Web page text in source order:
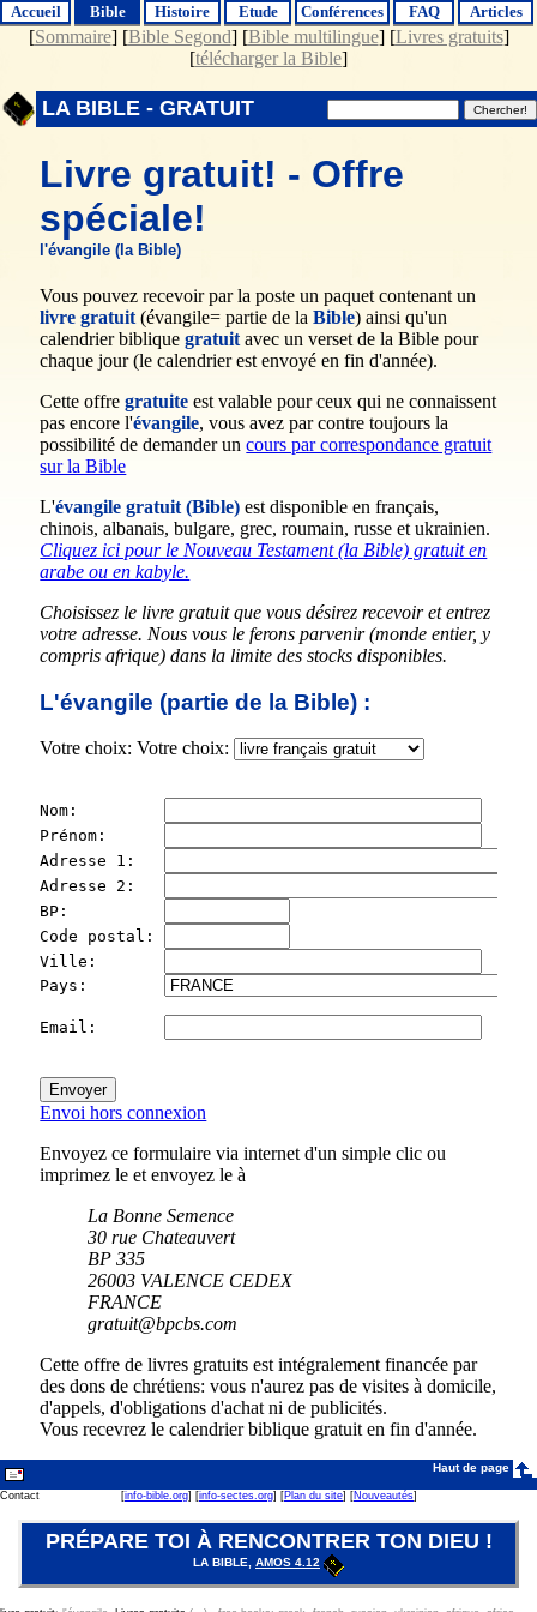
Accueil Bible Histoire Etude Conférences FAQ Articles
[Sommaire] [Bible Segond] [Bible multilingue] [Livres gratuits]
[télécharger la Bible]
LA BIBLE - GRATUIT
Livre gratuit! - Offre
spéciale!
l'évangile (la Bible)
Vous pouvez recevoir par la poste un paquet contenant un
livre gratuit (évangile= partie de laBible) ainsi qu'un
calendrier bibliquegratuit avec un verset de la Bible pour
chaque jour (le calendrier est envoyé en fin d'année).
Cette offregratuite est valable pour ceux qui ne connaissent
pas encore l'évangile, vous avez par contre toujours la
possibilité de demander uncours par correspondance gratuit
sur la Bible
L'évangile gratuit (Bible) est disponible en français,
chinois, albanais, bulgare, grec, roumain, russe et ukrainien.
Cliquez ici pour le Nouveau Testament (la Bible) gratuit en
arabe ou en kabyle.
Choisissez le livre gratuit que vous désirez recevoir et entrez
votre adresse. Nous vous le ferons parvenir (monde entier, y
compris afrique) dans la limite des stocks disponibles.
L'évangile (partie de la Bible) :
Votre choix: Votre choix:
Nom:
Prénom:
Adresse 1:
Adresse 2:
BP:
Code postal:
Ville:
Pays:
Email:
Envoi hors connexion
Envoyez ce formulaire via internet d'un simple clic ou
imprimez le et envoyez le à
La Bonne Semence
30 rue Chateauvert
BP 335
26003 VALENCE CEDEX
FRANCE
gratuit@bpcbs.com
Cette offre de livres gratuits est intégralement financée par
des dons de chrétiens: vous n'aurez pas de visites à domicile,
d'appels, d'obligations d'achat ni de publicités.
Vous recevrez le calendrier biblique gratuit en fin d'année.
Haut de page
Contact [info-bible.org] [info-sectes.org] [Plan du site] [Nouveautés]
PRÉPARE TOI À RENCONTRER TON DIEU !
LA BIBLE, AMOS 4.12